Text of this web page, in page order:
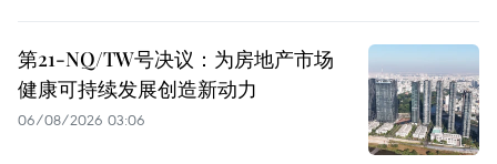
第21-NQ/TW号决议：为房地产市场
健康可持续发展创造新动力
06/08/2026 03:06